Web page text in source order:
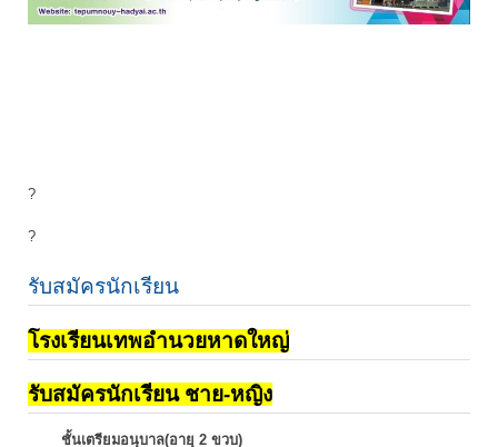
?
?
รับสมัครนักเรียน
โรงเรียนเทพอำนวยหาดใหญ่
รับสมัครนักเรียน ชาย-หญิง
ชั้นเตรียมอนุบาล(อายุ 2 ขวบ)